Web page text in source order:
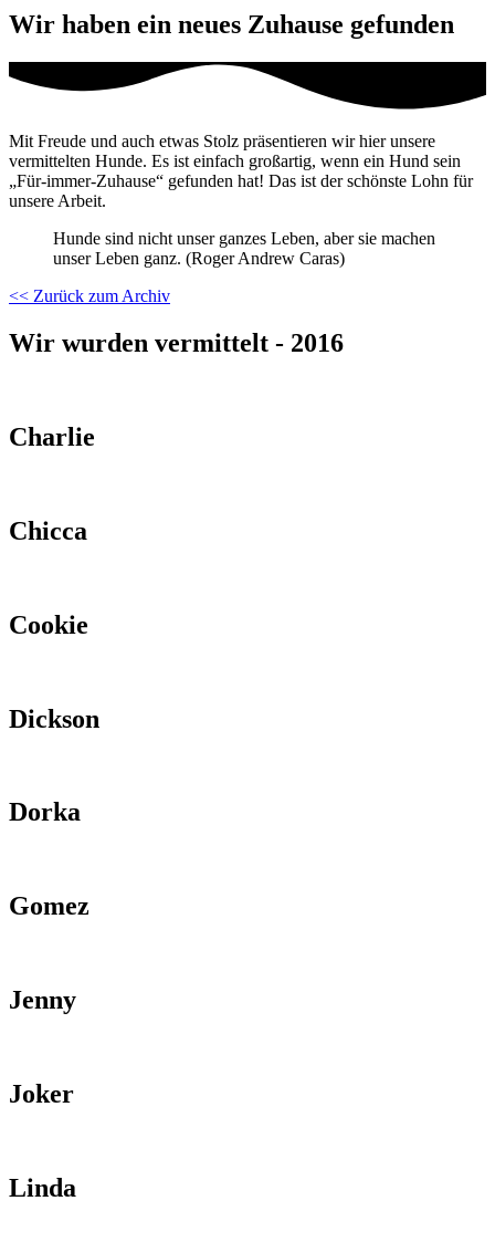
Wir haben ein neues Zuhause gefunden
Mit Freude und auch etwas Stolz präsentieren wir hier unsere
vermittelten Hunde. Es ist einfach großartig, wenn ein Hund sein
„Für-immer-Zuhause“ gefunden hat! Das ist der schönste Lohn für
unsere Arbeit.
Hunde sind nicht unser ganzes Leben, aber sie machen
unser Leben ganz. (Roger Andrew Caras)
<< Zurück zum Archiv
Wir wurden vermittelt - 2016
Charlie
Chicca
Cookie
Dickson
Dorka
Gomez
Jenny
Joker
Linda